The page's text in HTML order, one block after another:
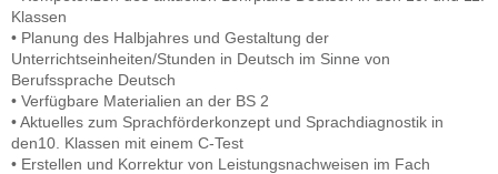
Klassen
• Planung des Halbjahres und Gestaltung der
Unterrichtseinheiten/Stunden in Deutsch im Sinne von
Berufssprache Deutsch
• Verfügbare Materialien an der BS 2
• Aktuelles zum Sprachförderkonzept und Sprachdiagnostik in
den10. Klassen mit einem C-Test
• Erstellen und Korrektur von Leistungsnachweisen im Fach